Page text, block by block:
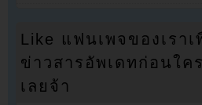
Like แฟนเพจของเรา
ข่าวสารอัพเดทก่อนใค
เลยจ้า